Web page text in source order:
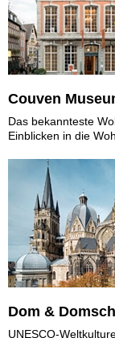
Couven
Das bekannteste
Einblicken in die
Dom &
UNESCO-